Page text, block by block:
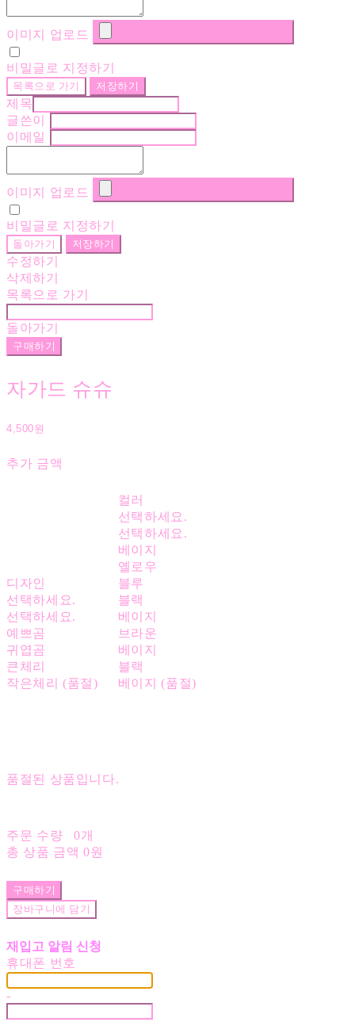
이미지 업로드
비밀글로 지정하기
목록으로 가기 저장하기
제목
글쓴이
이메일
이미지 업로드
비밀글로 지정하기
돌아가기 저장하기
수정하기
삭제하기
목록으로 가기
돌아가기
구매하기
자가드 슈슈
4,500원
추가 금액
디자인
선택하세요.
선택하세요.
예쁘곰
귀엽곰
큰체리
작은체리 (품절)
컬러
선택하세요.
선택하세요.
베이지
옐로우
블루
블랙
베이지
브라운
베이지
블랙
베이지 (품절)
품절된 상품입니다.
주문 수량
0개
총 상품 금액 0원
구매하기
장바구니에 담기
재입고 알림 신청
휴대폰 번호
-